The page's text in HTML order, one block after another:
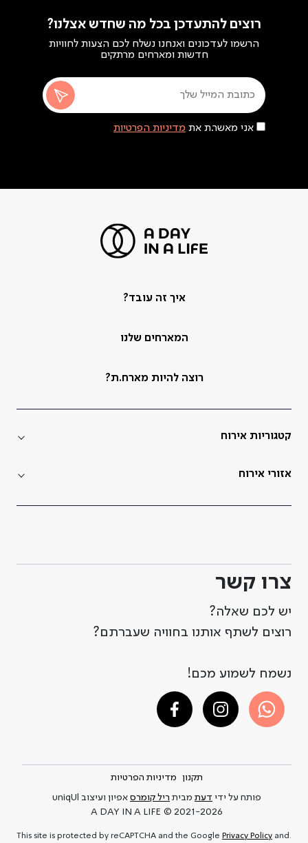
רוצים להתעדכן בכל מה שחדש אצלנו?
הרשמו לעדכונים ואנחנו נשלח לכם הצעות לחוויות
חדשות ומארחים מרתקים
אני מאשר.ת את מדיניות הפרטיות
איך זה עובד?
המארחים שלנו
רוצה להיות מארח.ת?
קטגוריות אירוח
אזורי אירוח
צרו קשר
יש לכם שאלה?
רוצים לשתף אותנו בחוויה שעברתם?
נשמח לשמוע מכם!
תקנון מדיניות הפרטיות
פותח על ידי דעת מבית ריל קומרס אפיון ועיצוב uniqUl
A DAY IN A LIFE © 2021-2026
.This site is protected by reCAPTCHA and the Google
Privacy Policy and